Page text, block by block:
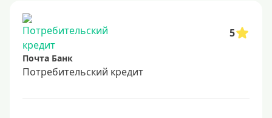
5
Почта Банк
Потребительский кредит